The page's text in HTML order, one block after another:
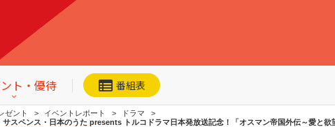
ト・優待 番組表
ゼント イベントレポート
ドラマ
サスペンス・日本のうた presents トルコドラマ日本発放送記念！「オスマン帝国外伝～愛と